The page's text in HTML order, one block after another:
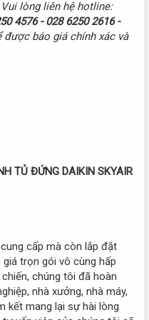
lòng liên hệ hotline:
4576 - 028 6250 2616 -
được báo giá chính xác và
TỦ ĐỨNG DAIKIN SKYAIR
cấp mà còn lắp đặt
giá trọn gói vô cùng hấp
chúng tôi đã hoàn
nhà xưởng, nhà máy,
kết mang lại sự hài lòng